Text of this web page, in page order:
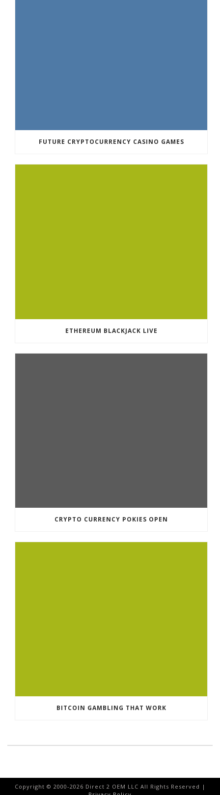
FUTURE CRYPTOCURRENCY CASINO GAMES
ETHEREUM BLACKJACK LIVE
CRYPTO CURRENCY POKIES OPEN
BITCOIN GAMBLING THAT WORK
Copyright © 2000-2026 Direct 2 OEM LLC All Rights Reserved |